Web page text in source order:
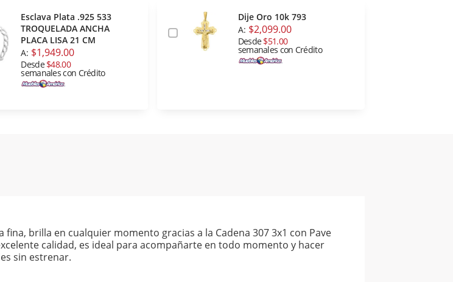
Esclava Plata .925 533
TROQUELADA ANCHA
PLACA LISA 21 CM
A: $1,949.00
Desde$48.00
semanales con Crédito
Dije Oro 10k 793
A: $2,099.00
Desde$51.00
semanales con Crédito
brilla en cualquier momento gracias a la Cadena 307 3x1 con Pave
calidad, es ideal para acompañarte en todo momento y hacer
sin estrenar.